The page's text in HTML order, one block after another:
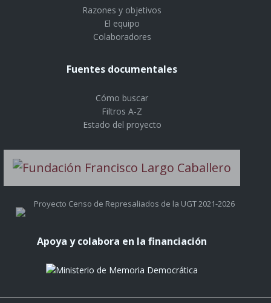
Razones y objetivos
El equipo
Colaboradores
Fuentes documentales
Cómo buscar
Filtros A-Z
Estado del proyecto
Proyecto Censo de Represaliados de la UGT 2021-2026
Apoya y colabora en la financiación